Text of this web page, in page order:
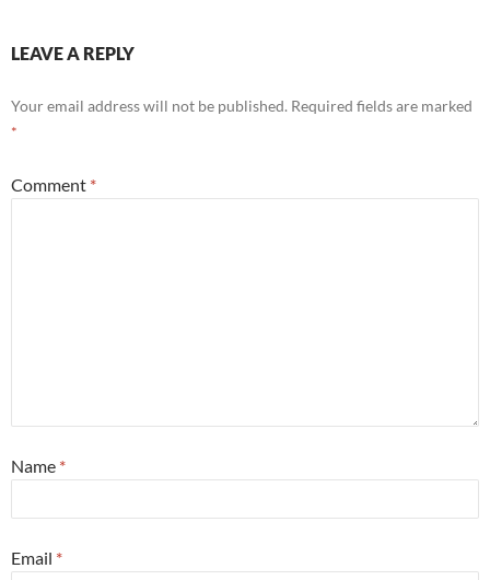
LEAVE A REPLY
Your email address will not be published. Required fields are marked
*
Comment *
Name *
Email *